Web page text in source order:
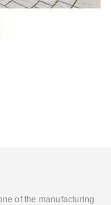
of the manufacturing